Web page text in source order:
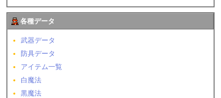
各種データ
武器データ
防具データ
アイテム一覧
白魔法
黒魔法